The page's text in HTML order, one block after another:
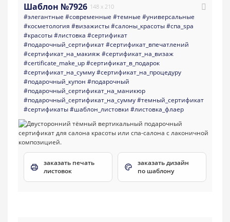
Шаблон №7926 148 x 210
#элегантные #современные #темные #универсальные
#косметология #визажисты#салоны_красоты#спа_spa
#красоты#листовка #сертификат
#подарочный_сертификат#сертификат_впечатлений
#сертификат_на_макияж#сертификат_на_визаж
#certificate_make_up#сертификат_в_подарок
#сертификат_на_сумму#сертификат_на_процедуру
#подарочный_купон #подарочный
#подарочный_сертификат_на_маникюр
#подарочный_сертификат_на_сумму#темный_сертификат
#сертификаты#шаблон_листовки #листовка_флаер
заказать печать
листовок
заказать дизайн
по шаблону